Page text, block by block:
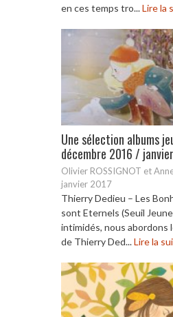
en ces temps tro...Lire la
Une sélection albums
décembre 2016 /
Olivier ROSSIGNOT et
janvier 2017
Thierry Dedieu – Les
sont Eternels (Seuil
intimidés, nous abordons
de Thierry Ded...Lire la